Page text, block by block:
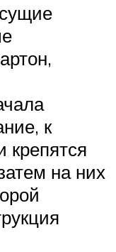
к
крепятся
на них